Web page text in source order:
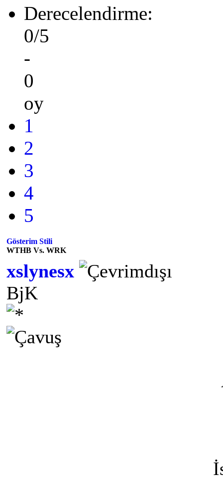
Derecelendirme:
0/5
-
0
oy
1
2
3
4
5
Gösterim Stili
WTHB Vs. WRK
xslynesx
BjK